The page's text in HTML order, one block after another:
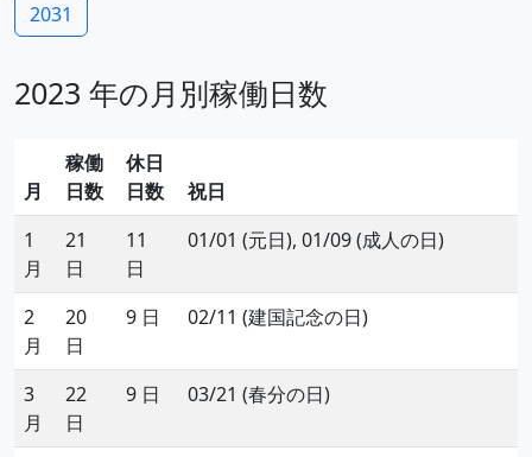
2031
2023 年の月別稼働日数
月
稼働
日数
休日
日数
祝日
1
月
21
日
11
日
01/01 (元日), 01/09 (成人の日)
2
月
20
日
9 日 02/11 (建国記念の日)
3
月
22
日
9 日 03/21 (春分の日)